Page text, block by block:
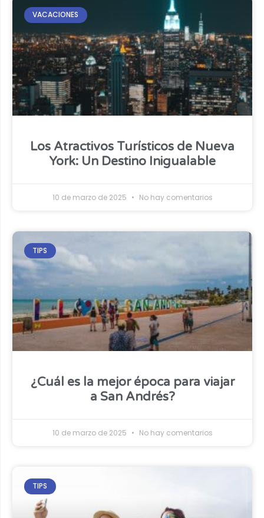
VACACIONES
Los Atractivos Turísticos de Nueva
York: Un Destino Inigualable
10 de marzo de 2025 No hay comentarios
TIPS
¿Cuál es la mejor época para viajar
a San Andrés?
10 de marzo de 2025 No hay comentarios
TIPS